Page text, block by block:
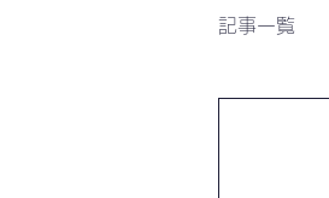
記事一覧